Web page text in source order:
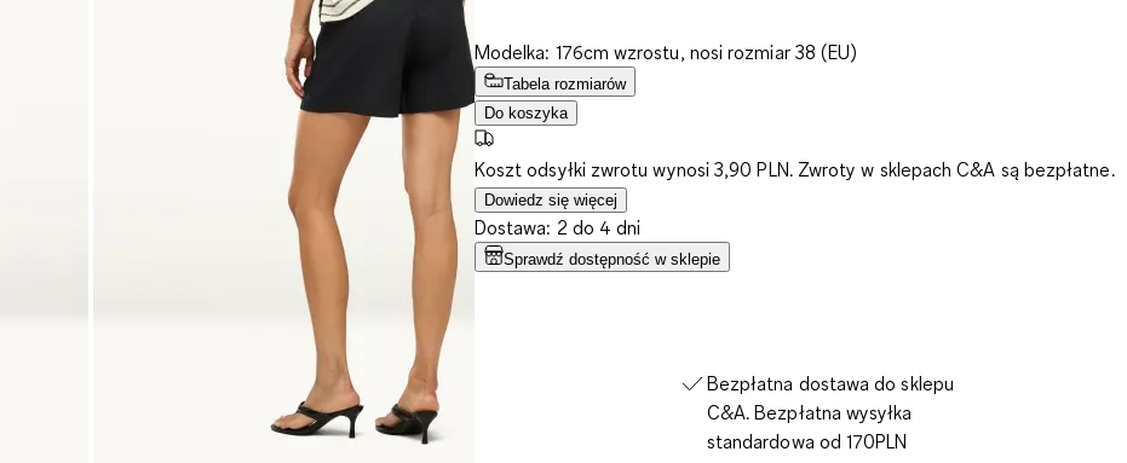
Modelka: 176cm wzrostu, nosi rozmiar 38 (EU)
Tabela rozmiarów
Do koszyka
Koszt odsyłki zwrotu wynosi 3,90 PLN. Zwroty w sklepach C&A są bezpłatne.
Dowiedz się więcej
Dostawa: 2 do 4 dni
Sprawdź dostępność w sklepie
Bezpłatna dostawa do sklepu
C&A. Bezpłatna wysyłka
standardowa od 170PLN